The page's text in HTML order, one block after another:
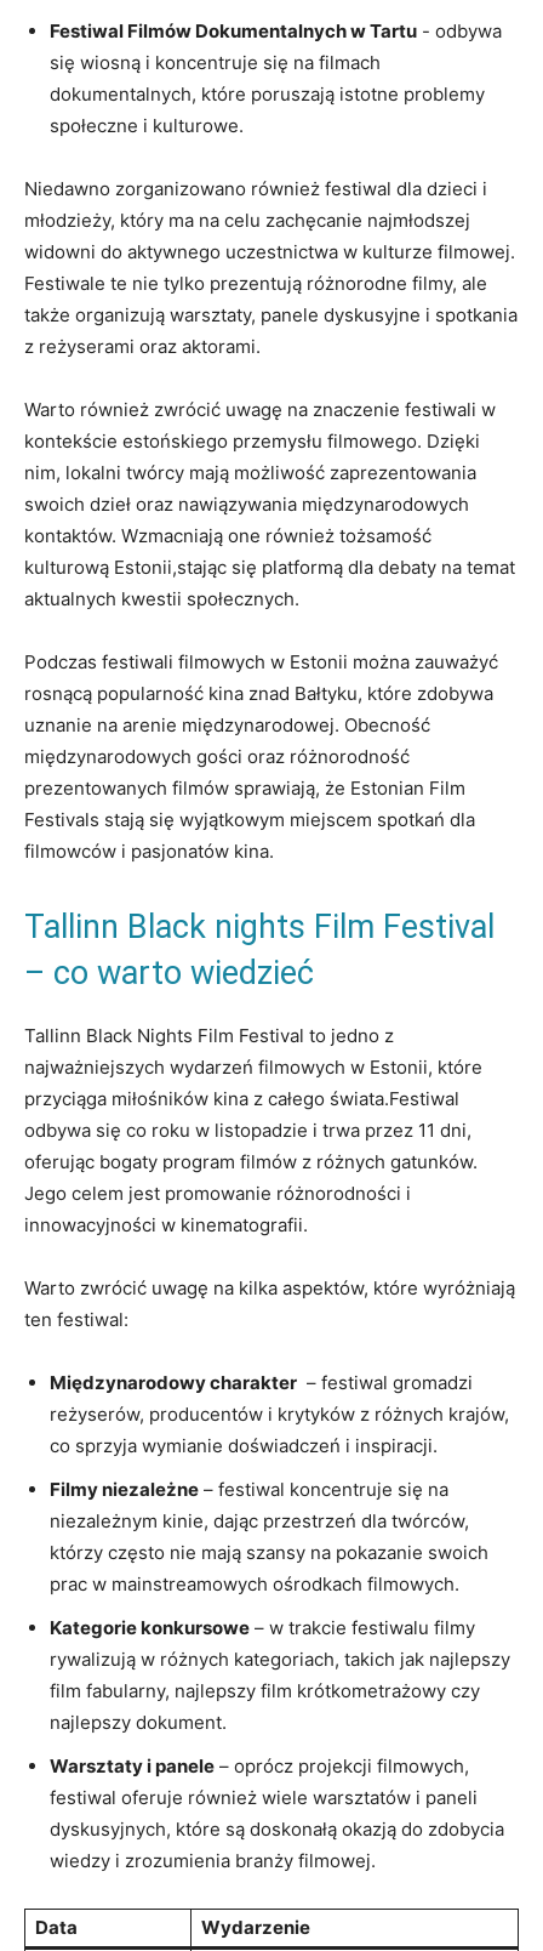
Festiwal Filmów Dokumentalnych w Tartu -⁢ odbywa
się wiosną i ‍koncentruje się ⁣na filmach
dokumentalnych, które poruszają istotne problemy
społeczne i kulturowe.
Niedawno zorganizowano ​również​ festiwal dla dzieci i
młodzieży, który ma na celu‍ zachęcanie najmłodszej
widowni⁤ do aktywnego uczestnictwa w kulturze filmowej.‌
Festiwale te nie tylko prezentują różnorodne filmy, ale
⁣także organizują warsztaty, panele dyskusyjne i spotkania
z reżyserami⁤ oraz aktorami.
Warto również zwrócić‍ uwagę na znaczenie ⁣festiwali ​w⁢
kontekście estońskiego ⁣przemysłu ‌filmowego. Dzięki
nim,⁢ lokalni twórcy mają możliwość zaprezentowania
swoich dzieł oraz‍ nawiązywania międzynarodowych
kontaktów. Wzmacniają one również tożsamość⁣
kulturową Estonii,stając się platformą dla debaty na temat
aktualnych kwestii⁢ społecznych.
Podczas festiwali filmowych w Estonii można ‌zauważyć
rosnącą popularność kina znad Bałtyku, które‌ zdobywa
uznanie na arenie międzynarodowej. Obecność
międzynarodowych⁤ gości oraz różnorodność
prezentowanych filmów sprawiają, że Estonian ⁢Film
Festivals stają się‌ wyjątkowym miejscem spotkań⁤ dla
filmowców i pasjonatów‍ kina.
Tallinn Black ‌nights Film Festival
– co warto wiedzieć
Tallinn Black Nights Film Festival to⁤ jedno⁣ z
⁤najważniejszych wydarzeń filmowych w ‌Estonii, które
przyciąga miłośników kina z całego świata.Festiwal
odbywa się‍ co roku w listopadzie i trwa przez ‌11 dni,
oferując bogaty program filmów z różnych gatunków.
Jego celem jest promowanie ‍różnorodności​ i
innowacyjności w kinematografii.
Warto zwrócić uwagę ⁤na kilka aspektów, które wyróżniają⁤
ten ‍festiwal:
Międzynarodowy charakter ​ – festiwal gromadzi
reżyserów, producentów i krytyków z ‌różnych krajów,
co sprzyja wymianie doświadczeń ⁤i inspiracji.
Filmy niezależne – festiwal koncentruje się ‍na
‌niezależnym ‌kinie, dając przestrzeń dla twórców,
którzy często ​nie mają szansy ⁣na pokazanie swoich
prac ⁢w ​mainstreamowych ośrodkach ⁤filmowych.
Kategorie konkursowe – w trakcie festiwalu filmy
rywalizują ⁤w różnych ⁤kategoriach, takich jak najlepszy
film fabularny, najlepszy film krótkometrażowy czy
najlepszy ​dokument.
Warsztaty i panele –⁢ oprócz projekcji filmowych,
festiwal oferuje⁤ również wiele warsztatów‌ i ⁢paneli
dyskusyjnych, które są doskonałą ‍okazją do zdobycia
wiedzy ‍i zrozumienia branży filmowej.
Data
Wydarzenie